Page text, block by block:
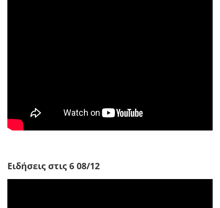
Ειδήσεις στις 6 08/12